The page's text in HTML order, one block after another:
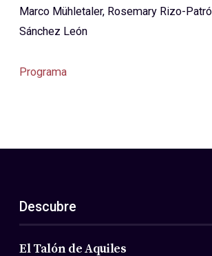
Marco Mühletaler, Rosemary Rizo-
Sánchez León
Programa
Descubre
El Talón de Aquiles